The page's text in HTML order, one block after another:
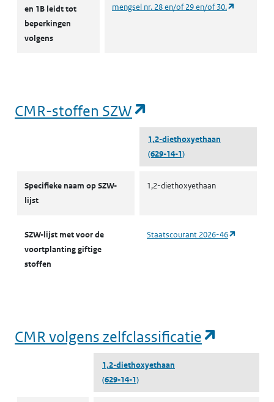
en 1B leidt tot
beperkingen
volgens
mengsel nr. 28 en/of 29 en/of 30.
CMR-stoffen SZW
1,2-diethoxyethaan
(629-14-1)
Specifieke naam op SZW-
lijst
1,2-diethoxyethaan
SZW-lijst met voor de
voortplanting giftige
stoffen
Staatscourant 2026-46
CMR volgens zelfclassificatie
1,2-diethoxyethaan
(629-14-1)